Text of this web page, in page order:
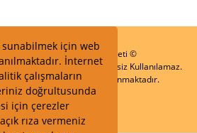
için web
İnternet
çalışmaların
doğrultusunda
için çerezler
rıza vermeniz
ve Ticaret Limited Şirketi ©
Tüm hakları saklıdır ve İzinsiz Kullanılamaz.
SSL Sertifikası ile Korunmaktadır.